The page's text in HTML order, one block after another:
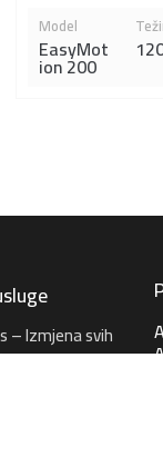
Model
EasyMot
ion 200
– Izmjena svih